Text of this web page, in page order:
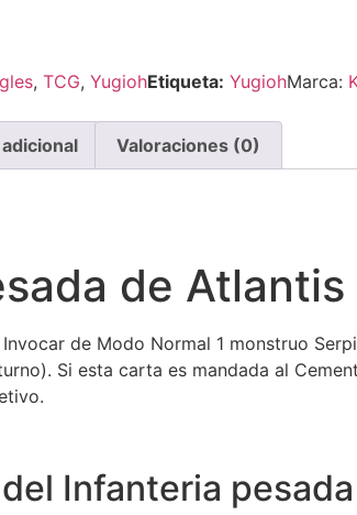
, TCG, YugiohEtiqueta: YugiohMarca:
Valoraciones (0)
de
de Modo Normal 1 monstruo
Si esta carta es mandada al
Infanteria